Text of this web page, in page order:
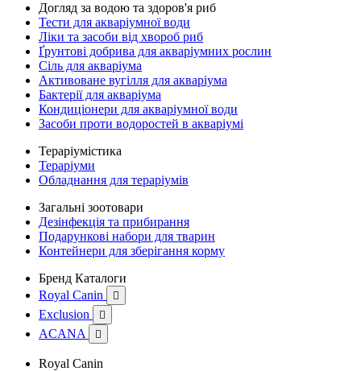
Догляд за водою та здоров'я риб
Тести для акваріумної води
Ліки та засоби від хвороб риб
Ґрунтові добрива для акваріумних рослин
Сіль для акваріума
Активоване вугілля для акваріума
Бактерії для акваріума
Кондиціонери для акваріумної води
Засоби проти водоростей в акваріумі
Тераріумістика
Тераріуми
Обладнання для тераріумів
Загальні зоотовари
Дезінфекція та прибирання
Подарункові набори для тварин
Контейнери для зберігання корму
Бренд Каталоги
Royal Canin

Exclusion 
ACANA 
Royal Canin